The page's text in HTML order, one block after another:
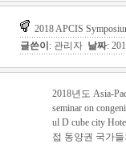
2018 APCIS
글쓴이 : 관리자 날짜:
2018년도 Asia-
seminar on
ul D cube city
접 동양권 국가